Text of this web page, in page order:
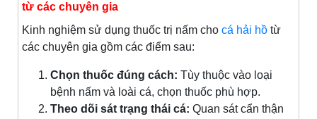
từ các chuyên gia
Kinh nghiệm sử dụng thuốc trị nấm cho cá hải hồ từ
các chuyên gia gồm các điểm sau:
Chọn thuốc đúng cách: Tùy thuộc vào loại
bệnh nấm và loài cá, chọn thuốc phù hợp.
Theo dõi sát trạng thái cá: Quan sát cẩn thận